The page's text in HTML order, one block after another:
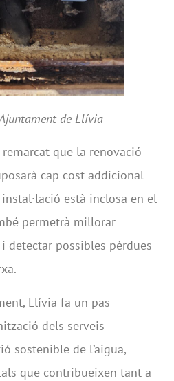
de Llívia
que la renovació
cap cost addicional
està inclosa en el
permetrà millorar
detectar possibles pèrdues
Llívia fa un pas
dels serveis
sostenible de l’aigua,
que contribueixen tant a